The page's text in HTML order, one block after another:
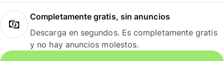
Completamente gratis, sin anuncios
Descarga en segundos. Es completamente gratis
y no hay anuncios molestos.